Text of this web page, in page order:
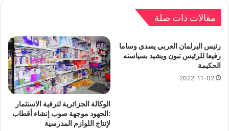
مقالات ذات صلة
رئيس البرلمان العربي يسدي وساما
رفيعا للرئيس تبون ويشيد بسياسته
الحكيمة
2022-11-02
الوكالة الجزائرية لترقية الاستثمار
:الجهود موجهة صوب إنشاء أقطاب
لإنتاج اللوازم المدرسية